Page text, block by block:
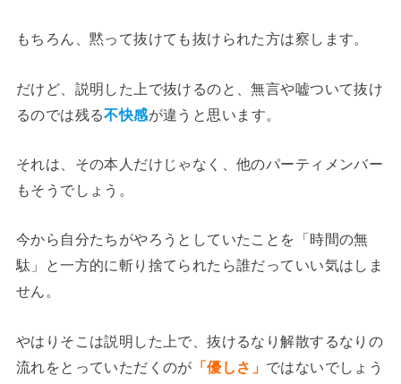
もちろん、黙って抜けても抜けられた方は察します。
だけど、説明した上で抜けるのと、無言や嘘ついて抜け
るのでは残る不快感が違うと思います。
それは、その本人だけじゃなく、他のパーティメンバー
もそうでしょう。
今から自分たちがやろうとしていたことを「時間の無
駄」と一方的に斬り捨てられたら誰だっていい気はしま
せん。
やはりそこは説明した上で、抜けるなり解散するなりの
流れをとっていただくのが 「優しさ」 ではないでしょう